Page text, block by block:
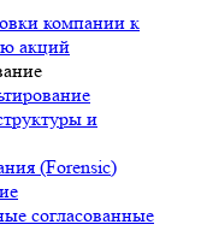
компании к
акций
и
(Forensic)
согласованные